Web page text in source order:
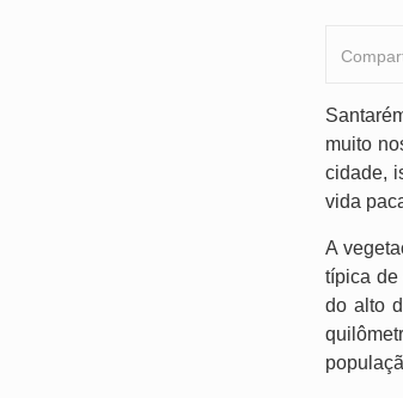
muito
cidade,
vida
A
típica de
do alto